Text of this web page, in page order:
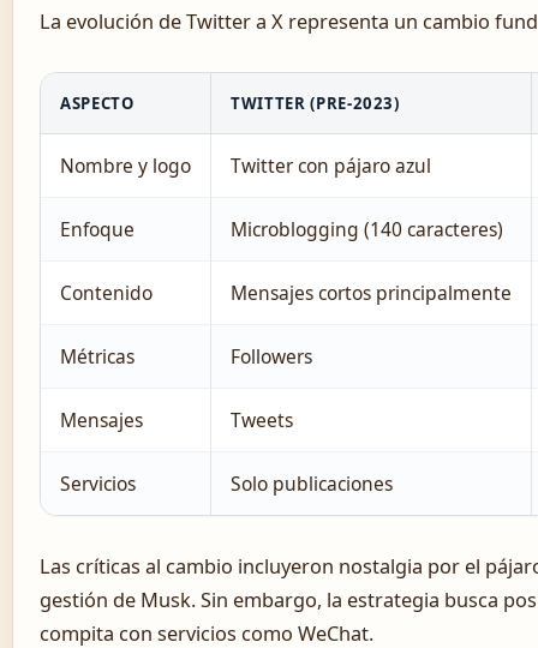
La evolución de Twitter a X representa un cambio
ASPECTO TWITTER (PRE-2023)
Nombre y logo Twitter con pájaro azul
Enfoque Microblogging (140 caracteres)
Contenido Mensajes cortos principalmente
Métricas Followers
Mensajes Tweets
Servicios Solo publicaciones
Las críticas al cambio incluyeron nostalgia por el
gestión de Musk. Sin embargo, la estrategia busca
compita con servicios como WeChat.